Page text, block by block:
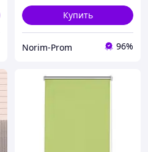
Купить
Norim-Prom 96%